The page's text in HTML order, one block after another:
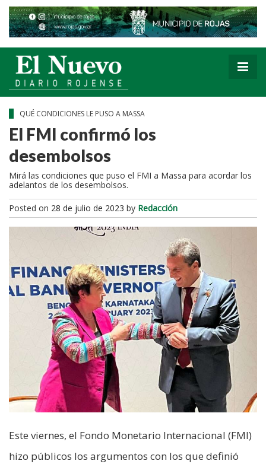
QUÉ CONDICIONES LE PUSO A MASSA
El FMI confirmó los
desembolsos
Mirá las condiciones que puso el FMI a Massa para acordar los
adelantos de los desembolsos.
Posted on 28 de julio de 2023 by Redacción
Este viernes, el Fondo Monetario Internacional (FMI)
hizo públicos los argumentos con los que definió